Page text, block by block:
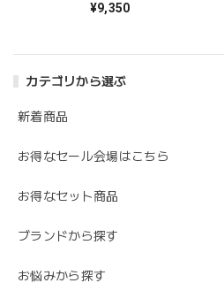
カテゴリから選ぶ
新着商品
お得なセール会場はこちら
お得なセット商品
ブランドから探す
お悩みから探す
¥9,350